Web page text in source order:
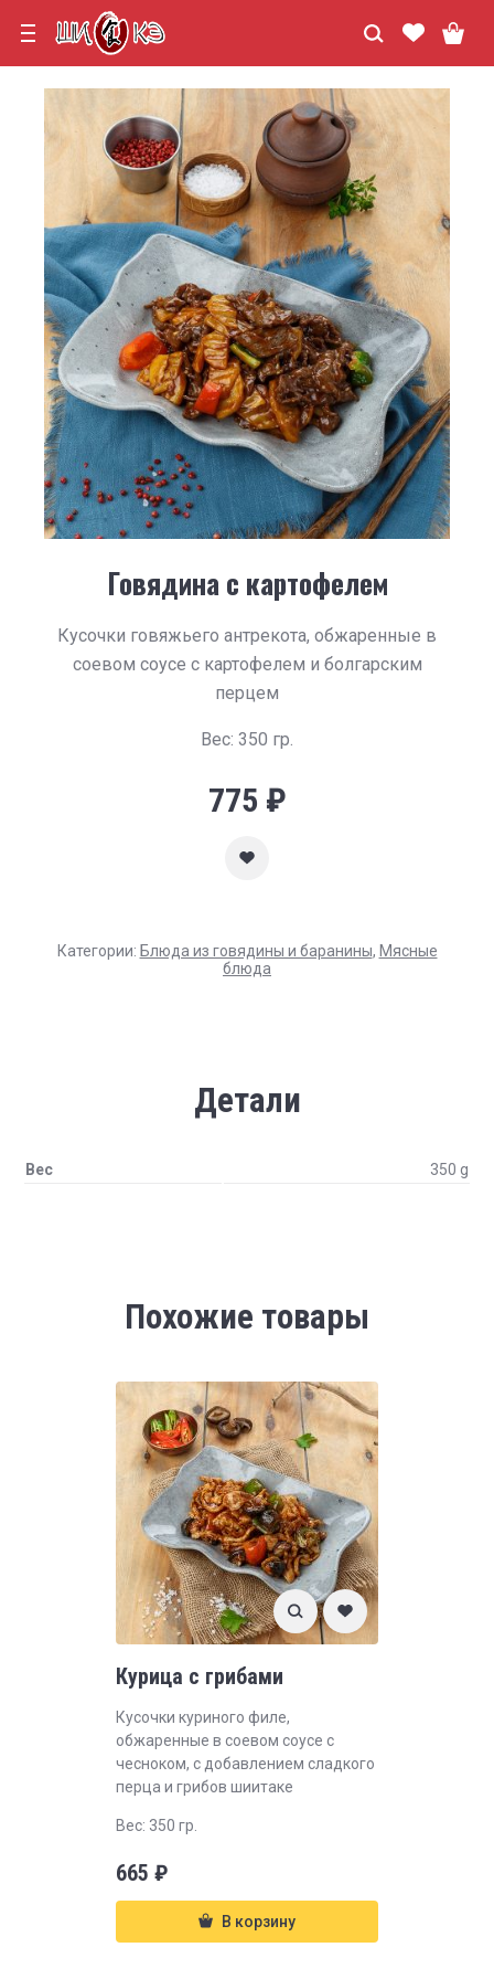
Говядина с картофелем
Кусочки говяжьего антрекота, обжаренные в
соевом соусе с картофелем и болгарским
перцем
Вес: 350 гр.
775 ₽
Категории: Блюда из говядины и баранины, Мясные
блюда
Детали
Вес 350 g
Похожие товары
Курица с грибами
Кусочки куриного филе,
обжаренные в соевом соусе с
чесноком, с добавлением сладкого
перца и грибов шиитаке
Вес: 350 гр.
665 ₽
В корзину